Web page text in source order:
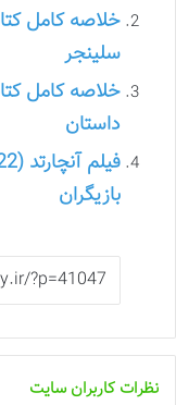
خلاصه کامل
سلینجر
خلاصه کامل
داستان
بازیگران
نظرات کاربران سایت